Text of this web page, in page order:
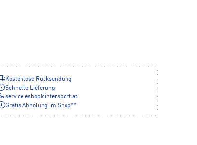
Kostenlose Rücksendung
Schnelle Lieferung
service.eshop@ intersport.at
Gratis Abholung im Shop**